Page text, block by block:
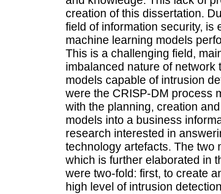
creation of this dissertation.
field of information security, is
machine learning models
This is a challenging field,
imbalanced nature of network
models capable of intrusion
were the CRISP-DM process
with the planning, creation
models into a business
research interested in
technology artefacts. The two
which is further elaborated in
were two-fold: first, to create
high level of intrusion